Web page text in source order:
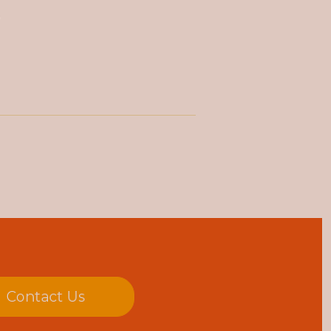
Contact Us